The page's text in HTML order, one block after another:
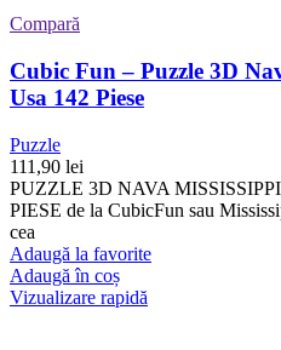
Compară
Cubic Fun – Puzzle 3D
Usa 142 Piese
Puzzle
111,90 lei
PUZZLE 3D NAVA
PIESE de la CubicFun sau
cea
Adaugă la favorite
Adaugă în coș
Vizualizare rapidă